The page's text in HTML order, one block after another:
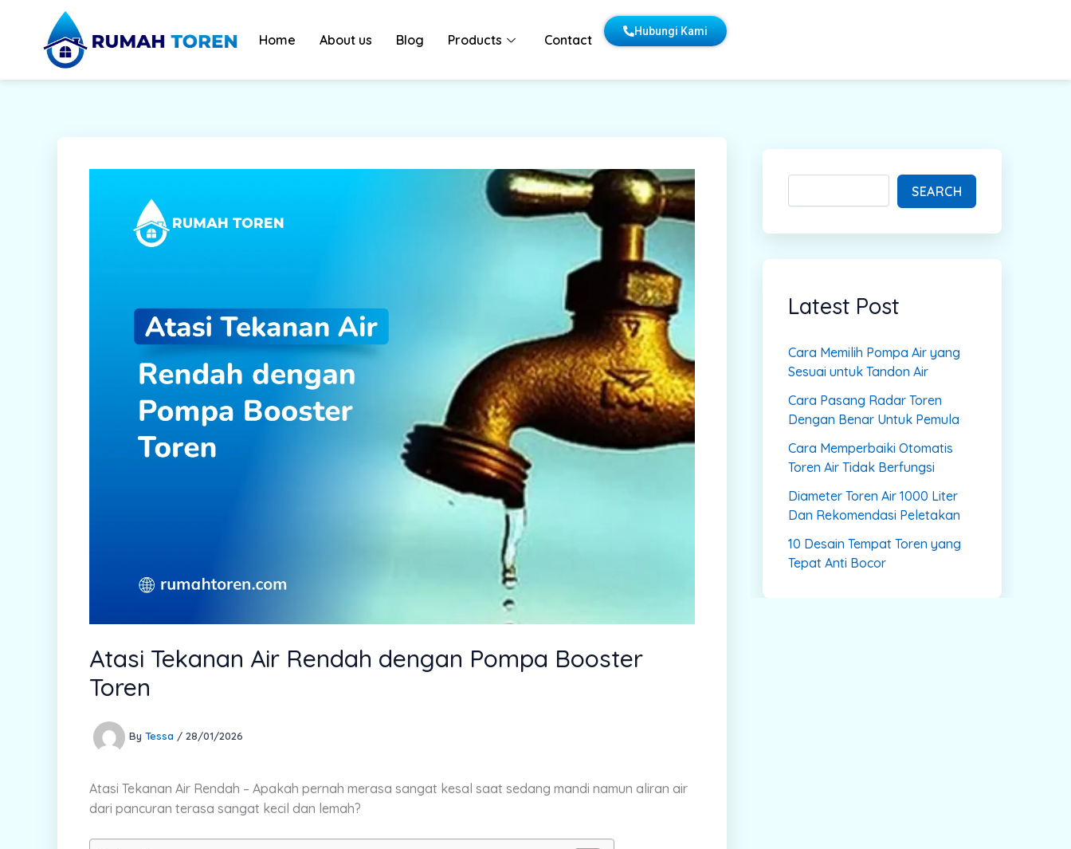
content
Home About us Blog Products Contact
Hubungi Kami
Atasi Tekanan Air Rendah dengan Pompa Booster
Toren
By Tessa / 28/01/2026
Atasi Tekanan Air Rendah – Apakah pernah merasa sangat kesal saat sedang mandi namun aliran air
dari pancuran terasa sangat kecil dan lemah?
a
c
SEARCH
Latest Post
Cara Memilih Pompa Air yang
Sesuai untuk Tandon Air
Cara Pasang Radar Toren
Dengan Benar Untuk Pemula
Cara Memperbaiki Otomatis
Toren Air Tidak Berfungsi
Diameter Toren Air 1000 Liter
Dan Rekomendasi Peletakan
10 Desain Tempat Toren yang
Tepat Anti Bocor